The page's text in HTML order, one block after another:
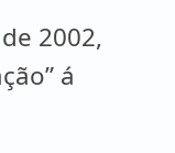
2002,
á